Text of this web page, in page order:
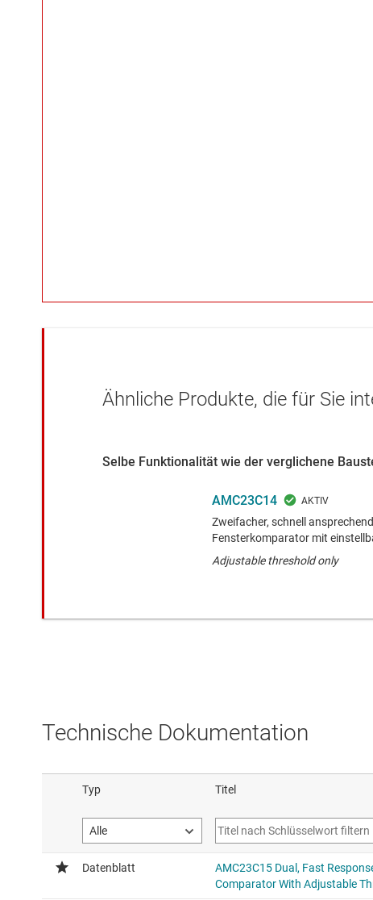
Ähnliche Produkte, die für Sie
Selbe Funktionalität wie der verglichene
AMC23C14
Zweifacher, schnell
Fensterkomparator mit
Adjustable threshold only
Technische Dokumentation